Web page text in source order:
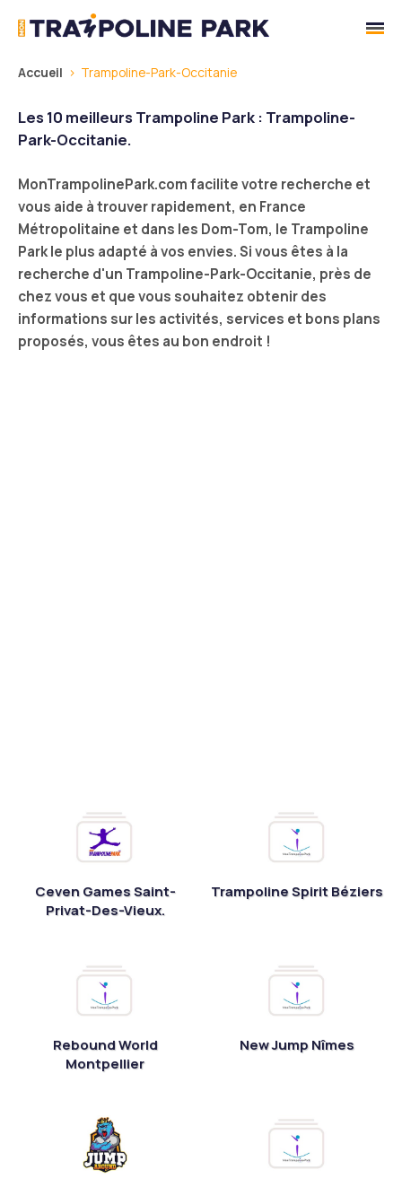
Accueil Trampoline-Park-Occitanie
Les 10 meilleurs Trampoline Park : Trampoline-
Park-Occitanie.
MonTrampolinePark.com facilite votre recherche et
vous aide à trouver rapidement, en France
Métropolitaine et dans les Dom-Tom, le Trampoline
Park le plus adapté à vos envies. Si vous êtes à la
recherche d'un Trampoline-Park-Occitanie, près de
chez vous et que vous souhaitez obtenir des
informations sur les activités, services et bons plans
proposés, vous êtes au bon endroit !
Ceven Games Saint-
Privat-Des-Vieux.
Trampoline Spirit Béziers
Rebound World
Montpellier
New Jump Nîmes